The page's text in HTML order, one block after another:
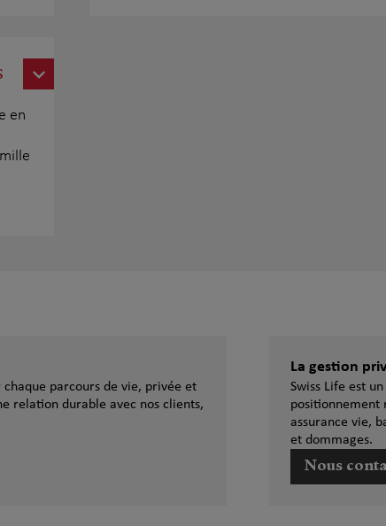
en
parcours de vie, privée et
relation durable avec nos clients,
La gestion
Swiss Life est
positionnement
assurance vie,
et dommages.
Nous